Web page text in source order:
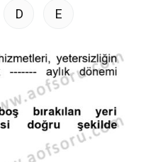
D E